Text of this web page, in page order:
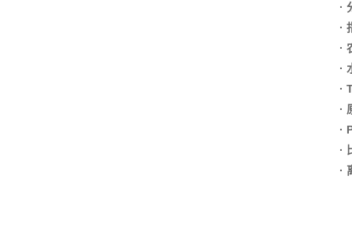
·
·
·
·
·
·
·
·
·